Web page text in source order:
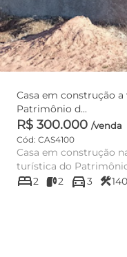
Casa em construção
Patrimônio d...
R$ 300.000 /venda
Cód: CAS4100
Casa em construção
turística do
da represa do Pa...
bed2 2 directions_car3 construction